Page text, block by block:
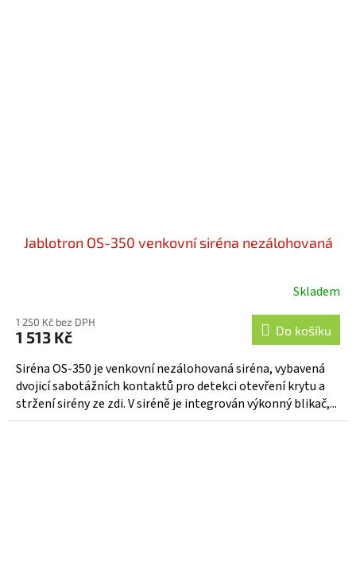
Jablotron OS-350 venkovní siréna nezálohovaná
produktu
je
5,0
z
5
hvězdiček.
Skladem
1 250 Kč bez DPH
1 513 Kč Do košíku
Siréna OS-350 je venkovní nezálohovaná siréna, vybavená
dvojicí sabotážních kontaktů pro detekci otevření krytu a
stržení sirény ze zdi. V siréně je integrován výkonný blikač,...